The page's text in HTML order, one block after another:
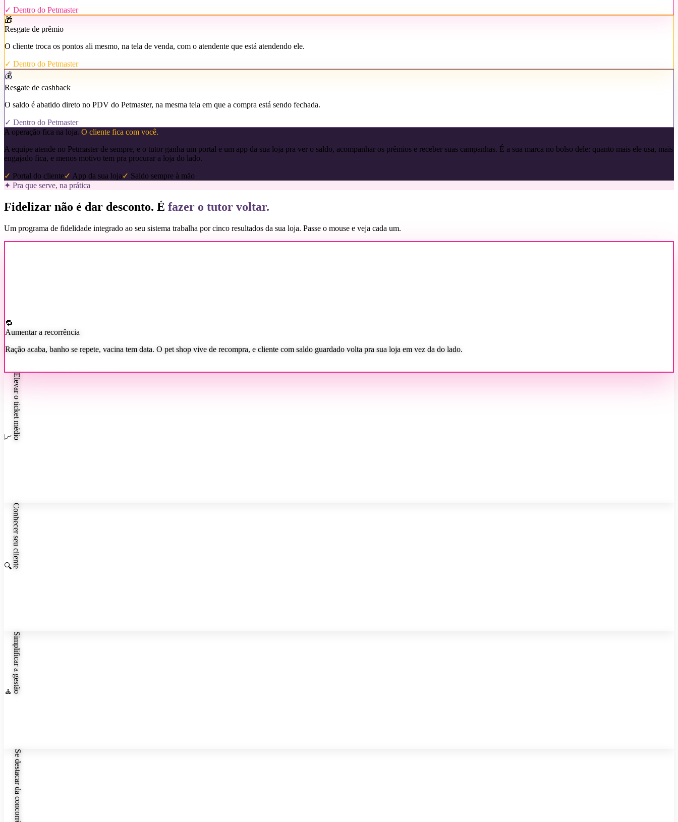
✓ Dentro do Petmaster
🎁
Resgate de prêmio
O cliente troca os pontos ali mesmo, na tela de venda, com o atendente que está atendendo ele.
✓ Dentro do Petmaster
💰
Resgate de cashback
O saldo é abatido direto no PDV do Petmaster, na mesma tela em que a compra está sendo fechada.
✓ Dentro do Petmaster
A operação fica na loja. O cliente fica com você.
A equipe atende no Petmaster de sempre, e o tutor ganha um portal e um app da sua loja pra ver o saldo, acompanhar os prêmios e receber suas campanhas. É a sua marca no bolso dele: quanto mais ele usa, mais
engajado fica, e menos motivo tem pra procurar a loja do lado.
✓ Portal do cliente✓ App da sua loja✓ Saldo sempre à mão
✦ Pra que serve, na prática
Fidelizar não é dar desconto. É fazer o tutor voltar.
Um programa de fidelidade integrado ao seu sistema trabalha por cinco resultados da sua loja. Passe o mouse e veja cada um.
🔁
Aumentar a recorrência
Ração acaba, banho se repete, vacina tem data. O pet shop vive de recompra, e cliente com saldo guardado volta pra sua loja em vez da do lado.
📈Elevar o ticket médio
🔍 Conhecer seu cliente
🧘 Simplificar a gestão
Se destacar da concorrência